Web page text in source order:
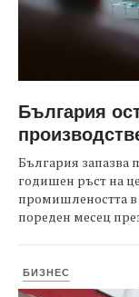
България
България запазва
годишен ръст на
промишлеността в
пореден месец
БИЗНЕС